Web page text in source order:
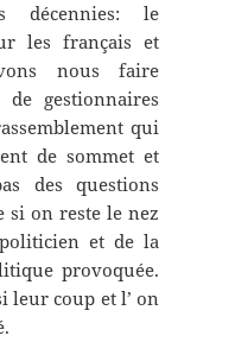
décennies: le
les français et
nous faire
gestionnaires
qui
de sommet et
des questions
si on reste le nez
et de la
provoquée.
leur coup et l’ on